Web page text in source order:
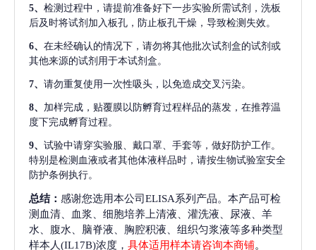
5、 检测过程中，请提前准备好下一步实验所需试剂，洗板
后及时将试剂加入板孔，防止板孔干燥，导致检测失效。
6、 在未经确认的情况下，请勿将其他批次试剂盒的试剂或
其他来源的试剂用于本试剂盒。
7、 请勿重复使用一次性吸头，以免造成交叉污染。
8、 加样完成，贴覆膜以防孵育过程样品的蒸发，在推荐温
度下完成孵育过程。
9、 试验中请穿实验服、戴口罩、手套等，做好防护工作。
特别是检测血液或者其他体液样品时，请按生物试验室安全
防护条例执行。
总结： 感谢您选用本公司ELISA系列产品。本产品可检
测血清、血浆、细胞培养上清液、灌洗液、尿液、羊
水、腹水、脑脊液、胸腔积液、组织匀浆液等多种类型
样本人(IL17B)浓度， 具体适用样本请咨询本商铺。